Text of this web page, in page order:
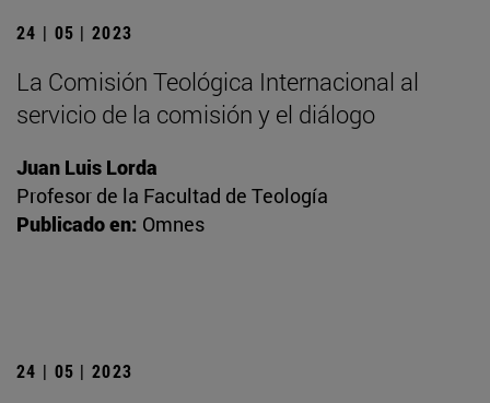
24 | 05 | 2023
La Comisión Teológica Internacional al
servicio de la comisión y el diálogo
Juan Luis Lorda
Profesor de la Facultad de Teología
Publicado en: Omnes
24 | 05 | 2023